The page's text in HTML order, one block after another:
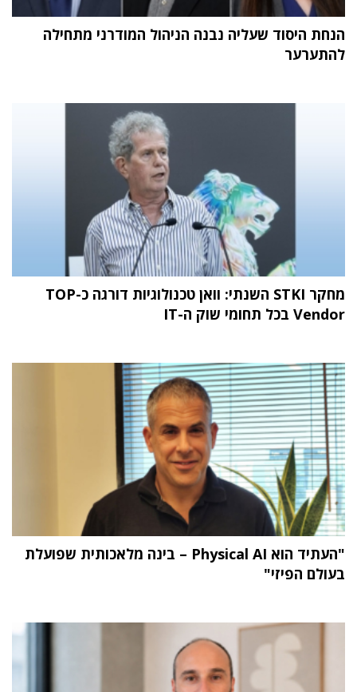
הנחת היסוד שעליה נבנה הניהול המודרני מתחילה
להתערער
מחקר STKI השנתי: וואן טכנולוגיות דורגה כ-TOP
Vendor בכל תחומי שוק ה-IT
"העתיד הוא Physical AI – בינה מלאכותית שפועלת
בעולם הפיזי"